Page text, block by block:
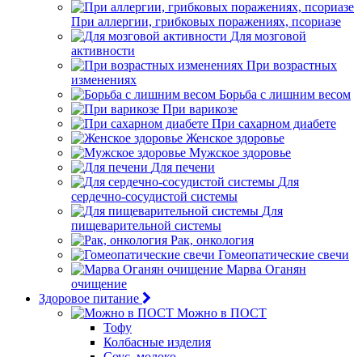
При аллергии, грибковых поражениях, псориазе
Для мозговой
активности
При возрастных
изменениях
Борьба с лишним весом
При варикозе
При сахарном диабете
Женское здоровье
Мужское здоровье
Для печени
Для
сердечно-сосудистой системы
Для
пищеварительной системы
Рак, онкология
Гомеопатические свечи
Марва Оганян
очищение
Здоровое питание
Можно в ПОСТ
Тофу
Колбасные изделия